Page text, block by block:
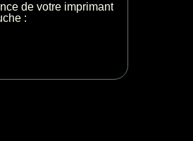
de votre imprimante
: